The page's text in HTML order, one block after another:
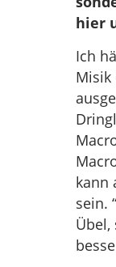
hier
Ich
Misik
kann
sein.